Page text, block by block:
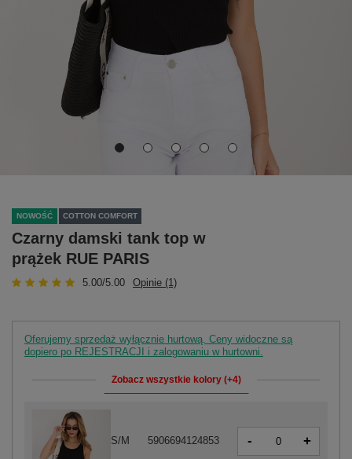
NOWOŚĆ COTTON COMFORT
Czarny damski tank top w
prążek RUE PARIS
5.00/5.00 Opinie (1)
Oferujemy sprzedaż wyłącznie hurtową. Ceny widoczne są
dopiero po REJESTRACJI i zalogowaniu w hurtowni.
Zobacz wszystkie kolory (+4)
S/M 5906694124853 - +